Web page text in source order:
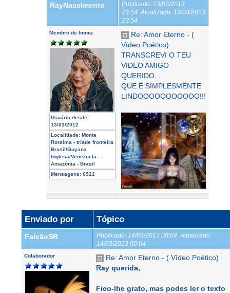
RayNascimento Publicado: 13/03/2013
23:54 Atualizado: 13/03/2013
23:54
Membro de honra
Usuário desde:
13/03/2012
Localidade: Monte
Roraima - tríade fronteira
Brasil/Guyana
Inglesa/Venezuela - -
Amazônia - Brasil
Mensagens: 6921
Re: Amor Eterno - (
Vídeo Poético)
TRANSCREVI O TEU
VIDEO AMIGO
QUERIDO...
QUE É SIMPLESMENTE
LINDOOOOOOOOOOO!!!
Enviado por Tópico
FalcãoSR Publicado: 14/03/2013 00:04 Atualizado:
14/03/2013 00:04
Colaborador
Re: Amor Eterno - ( Vídeo Poético)
Ray querida,
Fico-lhe grato, mas podes ler o texto